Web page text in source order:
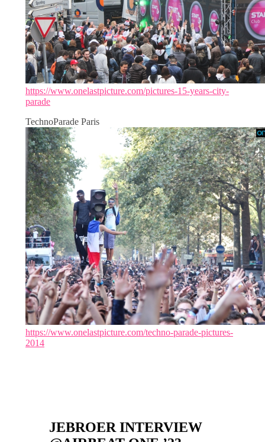
https://www.onelastpicture.com/pictures-15-years-city-
parade
TechnoParade Paris
https://www.onelastpicture.com/techno-parade-pictures-
2014
JEBROER INTERVIEW